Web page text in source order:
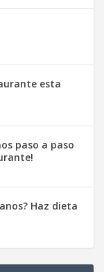
esta
paso a paso
Haz dieta